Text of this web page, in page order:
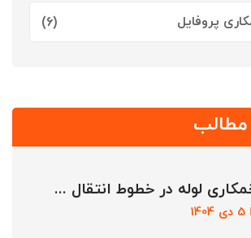
پروفایل (6)
مطالب
لوله در خطوط انتقال ...
5 دی 1404